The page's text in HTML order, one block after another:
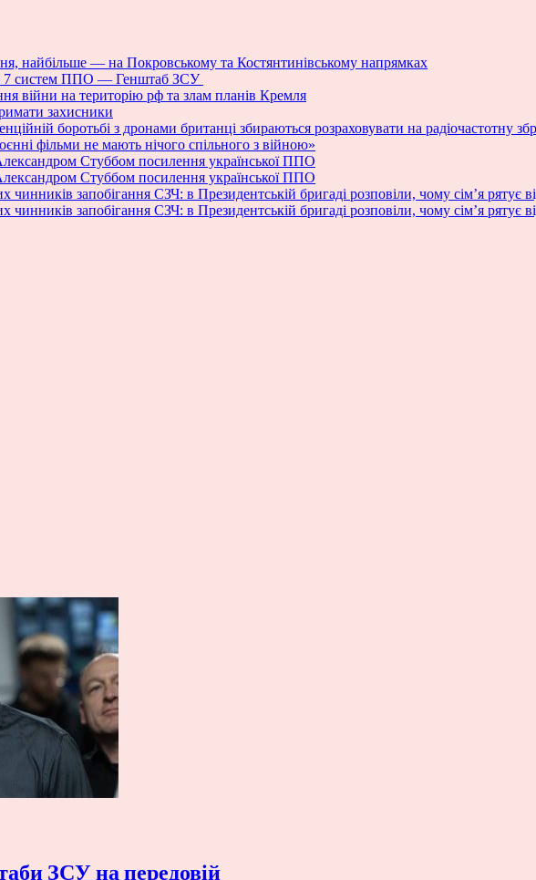
найбільше — на Покровському та Костянтинівському напрямках
7 систем ППО — Генштаб ЗСУ
війни на територію рф та злам планів Кремля
захисники
боротьбі з дронами британці збираються розраховувати на радіочастотну
фільми не мають нічого спільного з війною»
Стуббом посилення української ППО
Стуббом посилення української ППО
запобігання СЗЧ: в Президентській бригаді розповіли, чому сім’я рятує
запобігання СЗЧ: в Президентській бригаді розповіли, чому сім’я рятує
ЗСУ на передовій